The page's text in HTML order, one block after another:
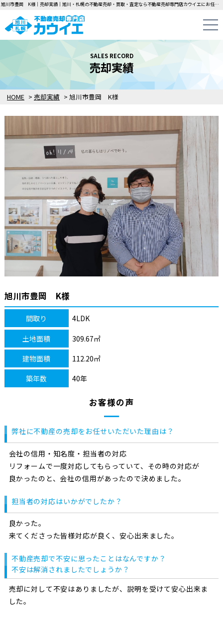
旭川市豊岡 K様｜売却実績｜旭川・札幌の不動産売却・買取・査定なら不動産売却専門店カウイエにお任せください！中古一戸建て・マンション・土地の即日無料査定・即金買取を行っています！
HOME > 売却実績 > 旭川市豊岡 K様
SALES RECORD
売却実績
旭川市豊岡 K様
間取り 4LDK
土地面積 309.67㎡
建物面積 112.20㎡
築年数 40年
お客様の声
弊社に不動産の売却をお任せいただいた理由は？
会社の信用・知名度・担当者の対応
リフォームで一度対応してもらっていて、その時の対応が
良かったのと、会社の信用があったので決めました。
担当者の対応はいかがでしたか？
良かった。
来てくださった皆様対応が良く、安心出来ました。
不動産売却で不安に思ったことはなんですか？
不安は解消されましたでしょうか？
売却に対して不安はありましたが、説明を受けて安心出来ま
した。